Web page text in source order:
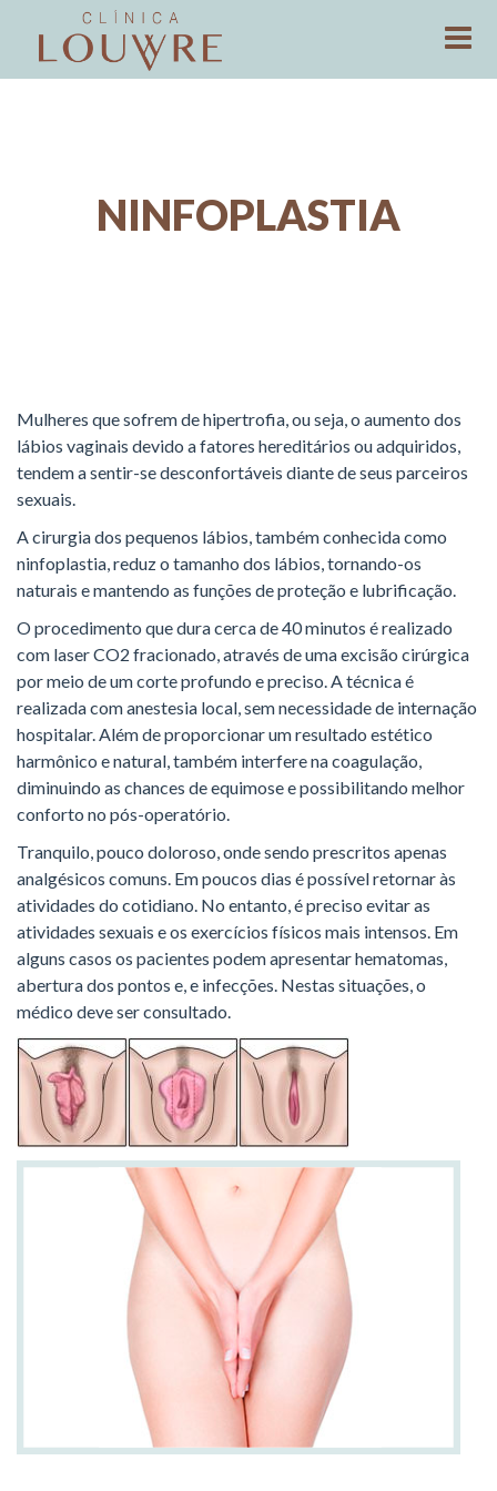
NINFOPLASTIA
Mulheres que sofrem de hipertrofia, ou seja, o aumento dos
lábios vaginais devido a fatores hereditários ou adquiridos,
tendem a sentir-se desconfortáveis diante de seus parceiros
sexuais.
A cirurgia dos pequenos lábios, também conhecida como
ninfoplastia, reduz o tamanho dos lábios, tornando-os
naturais e mantendo as funções de proteção e lubrificação.
O procedimento que dura cerca de 40 minutos é realizado
com laser CO2 fracionado, através de uma excisão cirúrgica
por meio de um corte profundo e preciso. A técnica é
realizada com anestesia local, sem necessidade de internação
hospitalar. Além de proporcionar um resultado estético
harmônico e natural, também interfere na coagulação,
diminuindo as chances de equimose e possibilitando melhor
conforto no pós-operatório.
Tranquilo, pouco doloroso, onde sendo prescritos apenas
analgésicos comuns. Em poucos dias é possível retornar às
atividades do cotidiano. No entanto, é preciso evitar as
atividades sexuais e os exercícios físicos mais intensos. Em
alguns casos os pacientes podem apresentar hematomas,
abertura dos pontos e, e infecções. Nestas situações, o
médico deve ser consultado.